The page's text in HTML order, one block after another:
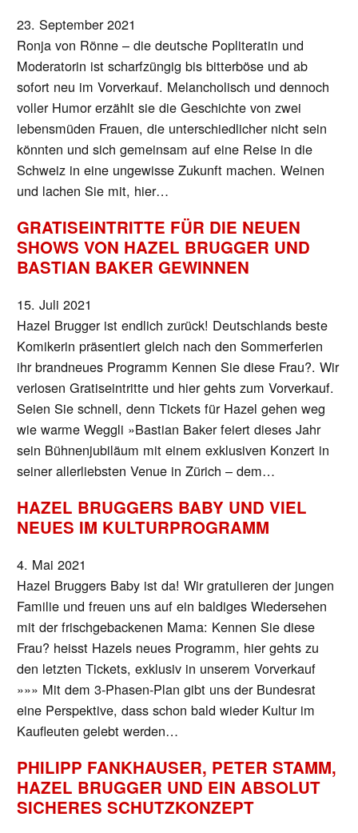
23. September 2021
Ronja von Rönne – die deutsche Popliteratin und
Moderatorin ist scharfzüngig bis bitterböse und ab
sofort neu im Vorverkauf. Melancholisch und dennoch
voller Humor erzählt sie die Geschichte von zwei
lebensmüden Frauen, die unterschiedlicher nicht sein
könnten und sich gemeinsam auf eine Reise in die
Schweiz in eine ungewisse Zukunft machen. Weinen
und lachen Sie mit, hier…
GRATISEINTRITTE FÜR DIE NEUEN
SHOWS VON HAZEL BRUGGER UND
BASTIAN BAKER GEWINNEN
15. Juli 2021
Hazel Brugger ist endlich zurück! Deutschlands beste
Komikerin präsentiert gleich nach den Sommerferien
ihr brandneues Programm Kennen Sie diese Frau?. Wir
verlosen Gratiseintritte und hier gehts zum Vorverkauf.
Seien Sie schnell, denn Tickets für Hazel gehen weg
wie warme Weggli »Bastian Baker feiert dieses Jahr
sein Bühnenjubiläum mit einem exklusiven Konzert in
seiner allerliebsten Venue in Zürich – dem…
HAZEL BRUGGERS BABY UND VIEL
NEUES IM KULTURPROGRAMM
4. Mai 2021
Hazel Bruggers Baby ist da! Wir gratulieren der jungen
Familie und freuen uns auf ein baldiges Wiedersehen
mit der frischgebackenen Mama: Kennen Sie diese
Frau? heisst Hazels neues Programm, hier gehts zu
den letzten Tickets, exklusiv in unserem Vorverkauf
»»» Mit dem 3-Phasen-Plan gibt uns der Bundesrat
eine Perspektive, dass schon bald wieder Kultur im
Kaufleuten gelebt werden…
PHILIPP FANKHAUSER, PETER STAMM,
HAZEL BRUGGER UND EIN ABSOLUT
SICHERES SCHUTZKONZEPT